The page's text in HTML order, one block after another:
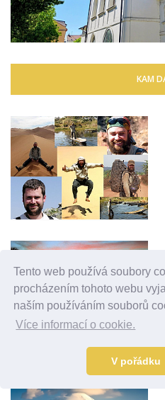
Tento web používá soubory
procházením tohoto webu
naším používáním souborů
Více informací o cookie.
V pořádku
KAM